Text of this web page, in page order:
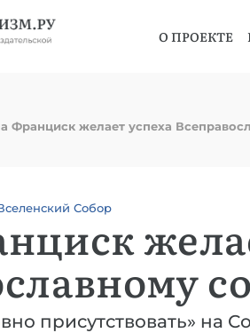
О ПРОЕКТЕ
Франциск желает успеха
Собор
присутствовать» на